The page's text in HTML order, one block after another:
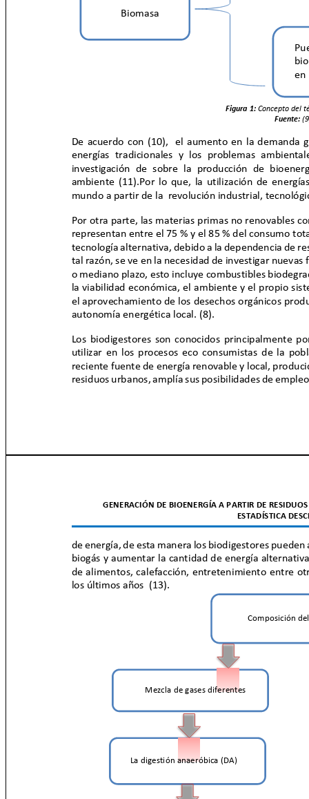
Biomasa
en
Figura 1: Concepto del
Fuente:
De acuerdo con (10),
el aumento en la demanda
energías tradicionales y los problemas
investigación de sobre la producción de
ambiente (11).Por lo que, la utilización de
mundo a partir de la revolución industrial,
Por otra parte, las materias primas no renovables
representan entre el 75 % y el 85 % del consumo
tecnología alternativa, debido a la dependencia de
tal razón, se ve en la necesidad de investigar
o mediano plazo, esto incluye combustibles
la viabilidad económica, el ambiente y el propio
el aprovechamiento de los desechos orgánicos
autonomía energética local. (8).
Los biodigestores son conocidos principalmente
utilizar en los procesos eco consumistas de la
reciente fuente de energía renovable y local,
residuos urbanos, amplía sus posibilidades de
GENERACIÓN DE BIOENERGÍA A PARTIR DE
ESTADÍSTICA
de energía, de esta manera los biodigestores
biogás y aumentar la cantidad de energía
de alimentos, calefacción, entretenimiento entre
los últimos años (13).
Composición
Mezcla de gases diferentes
La digestión anaeróbica (DA)